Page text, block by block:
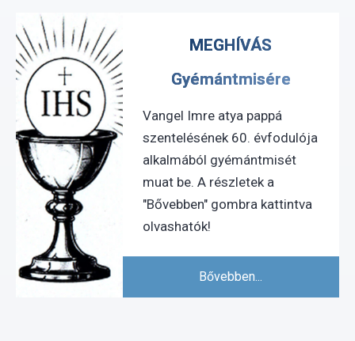
MEGHÍVÁS
Gyémántmisére
Vangel Imre atya pappá
szentelésének 60. évfodulója
alkalmából gyémántmisét
muat be. A részletek a
"Bővebben" gombra kattintva
olvashatók!
Bővebben...